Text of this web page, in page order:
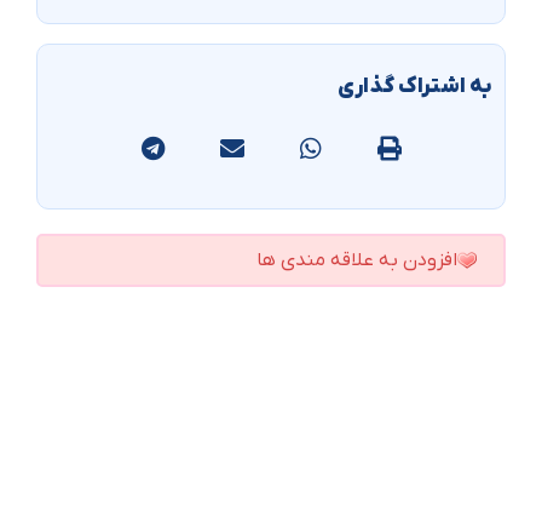
به اشتراک گذاری
افزودن به علاقه مندی ها